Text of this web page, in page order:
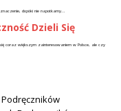
dopóki nie napotkamy...
Dzieli Się
coraz większym zainteresowaniem w Polsce, ale czy